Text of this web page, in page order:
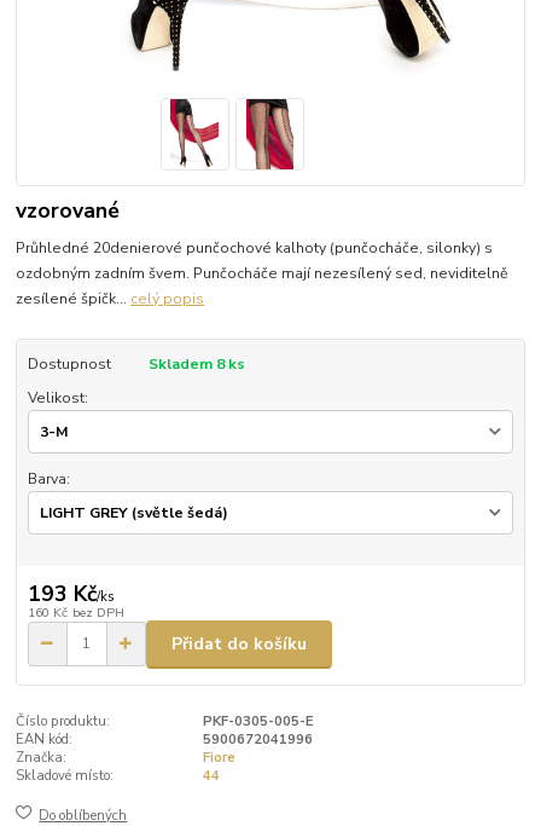
vzorované
Průhledné 20denierové punčochové kalhoty (punčocháče, silonky) s
ozdobným zadním švem. Punčocháče mají nezesílený sed, neviditelně
zesílené špičk... celý popis
Dostupnost
Skladem 8 ks
Velikost:
Barva:
193 Kč/ks
160 Kč bez DPH
Přidat do košíku
Číslo produktu:
PKF-0305-005-E
EAN kód:
5900672041996
Značka:
Fiore
Skladové místo:
44
Do oblíbených